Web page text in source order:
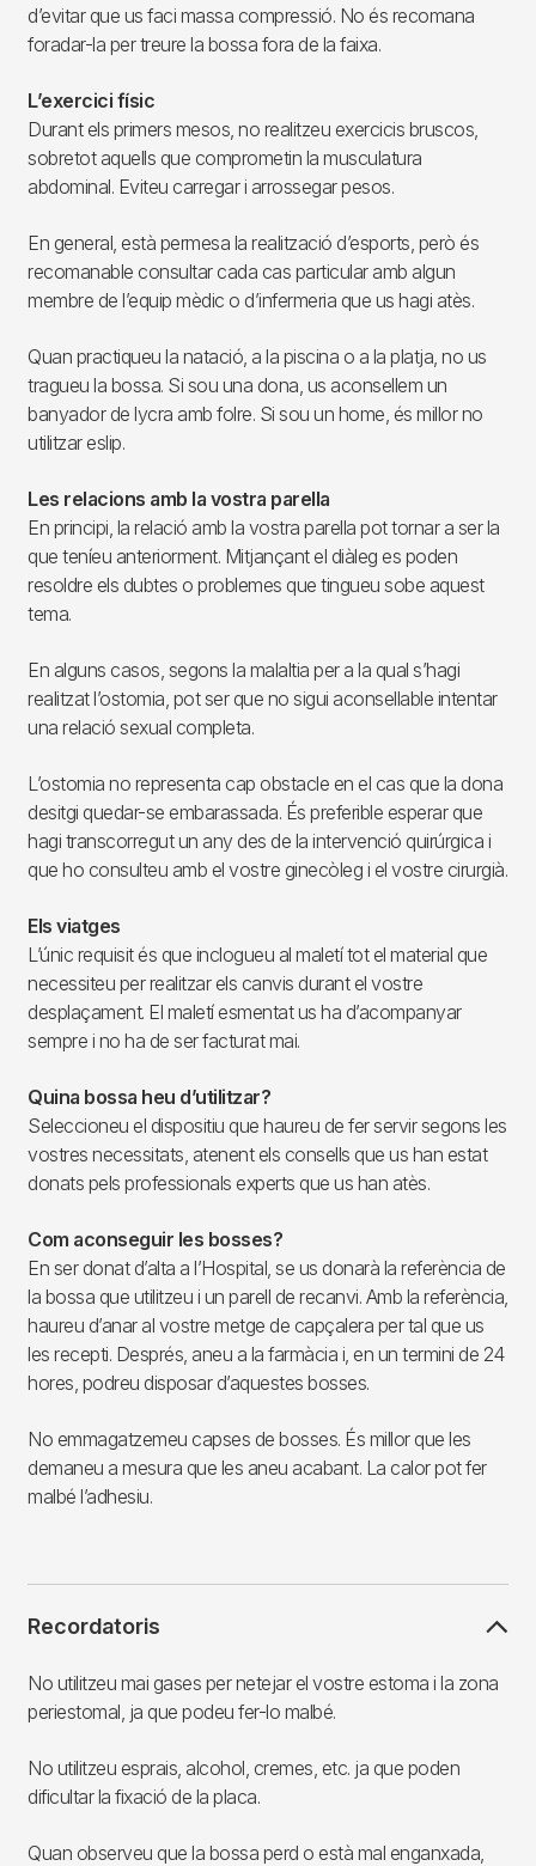
d’evitar que us faci massa compressió. No és recomana
foradar-la per treure la bossa fora de la faixa.
L’exercici físic
Durant els primers mesos, no realitzeu exercicis bruscos,
sobretot aquells que comprometin la musculatura
abdominal. Eviteu carregar i arrossegar pesos.
En general, està permesa la realització d’esports, però és
recomanable consultar cada cas particular amb algun
membre de l’equip mèdic o d’infermeria que us hagi atès.
Quan practiqueu la natació, a la piscina o a la platja, no us
tragueu la bossa. Si sou una dona, us aconsellem un
banyador de lycra amb folre. Si sou un home, és millor no
utilitzar eslip.
Les relacions amb la vostra parella
En principi, la relació amb la vostra parella pot tornar a ser la
que teníeu anteriorment. Mitjançant el diàleg es poden
resoldre els dubtes o problemes que tingueu sobe aquest
tema.
En alguns casos, segons la malaltia per a la qual s’hagi
realitzat l’ostomia, pot ser que no sigui aconsellable intentar
una relació sexual completa.
L’ostomia no representa cap obstacle en el cas que la dona
desitgi quedar-se embarassada. És preferible esperar que
hagi transcorregut un any des de la intervenció quirúrgica i
que ho consulteu amb el vostre ginecòleg i el vostre cirurgià.
Els viatges
L’únic requisit és que inclogueu al maletí tot el material que
necessiteu per realitzar els canvis durant el vostre
desplaçament. El maletí esmentat us ha d’acompanyar
sempre i no ha de ser facturat mai.
Quina bossa heu d’utilitzar?
Seleccioneu el dispositiu que haureu de fer servir segons les
vostres necessitats, atenent els consells que us han estat
donats pels professionals experts que us han atès.
Com aconseguir les bosses?
En ser donat d’alta a l’Hospital, se us donarà la referència de
la bossa que utilitzeu i un parell de recanvi. Amb la referència,
haureu d’anar al vostre metge de capçalera per tal que us
les recepti. Després, aneu a la farmàcia i, en un termini de 24
hores, podreu disposar d’aquestes bosses.
No emmagatzemeu capses de bosses. És millor que les
demaneu a mesura que les aneu acabant. La calor pot fer
malbé l’adhesiu.
Recordatoris
No utilitzeu mai gases per netejar el vostre estoma i la zona
periestomal, ja que podeu fer-lo malbé.
No utilitzeu esprais, alcohol, cremes, etc. ja que poden
dificultar la fixació de la placa.
Quan observeu que la bossa perd o està mal enganxada,